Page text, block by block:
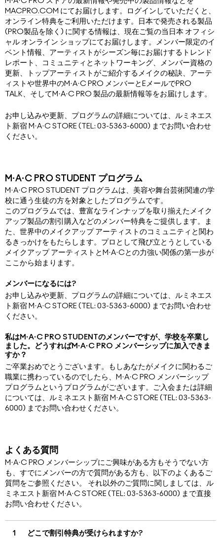
MACPRO.COM にてお届けします。ログインしていただくと、
オンライン特典をご利用いただけます。日本で発売される製品
(PRO製品を除く) に関する情報は、現在ご覧の当日本 オフィシ
ャル オンライン ショップにてお届けします。メンバー限定のイ
ベント情報、アーティストがシーズン毎にお届けするトレンド
レポート、コミュニティとネットワーキング、メンバー資格の
更新、トップアーティストがご紹介するメイクの秘訣、アーテ
ィストや世界中のM·A·C PRO メンバーとEメールでPRO
TALK、そしてM·A·C PRO 製品の最新情報等をお届けします。
お申し込みや更新、プログラムの詳細については、ルミネエス
ト新宿 M·A·C STORE (TEL: 03-5363-6000) までお問い合わせ
ください。
M·A·C PRO STUDENT プログラム
M·A·C PRO STUDENT プログラムは、美容や舞台芸術関連の学
校に通う生徒の方を対象としたプログラムです。
このプログラムでは、豊富なラインナップを取り揃えたメイク
アップ製品の割引購入などのメンバー特典をご提供します。ま
た、世界中のメイクアップ アーティストのコミュニティと関わ
るきっかけをもたらします。プロとして飛び立とうとしている
メイクアップ アーティストとM·A·Cとの力強い関係の第一歩が
ここから始まります。
メンバーになるには?
お申し込みや更新、プログラムの詳細については、ルミネエス
ト新宿 M·A·C STORE (TEL: 03-5363-6000) までお問い合わせ
ください。
私はM·A·C PRO STUDENTのメンバーですが、学校を卒業し
ました。どうすればM·A·C PRO メンバーシップに加入できま
すか？
ご卒業おめでとうございます。もしあなたがメイクに関わるご
職業に携わっているのでしたら、M·A·C PRO メンバーシップ
プログラムというプログラムがございます。ご入会または詳細
については、ルミネエスト新宿 M·A·C STORE (TEL: 03-5363-
6000) までお問い合わせください。
よくある質問
M·A·C PRO メンバーシップにご興味がある方もそうでない方
も、すでにメンバーの方で質問がある方も、以下のよくあるご
質問をご参照ください。 それ以外のご質問に関しましては、ル
ミネエスト新宿 M·A·C STORE (TEL: 03-5363-6000) まで直接
お問い合わせください。
1 どこで割引特典が受けられますか?